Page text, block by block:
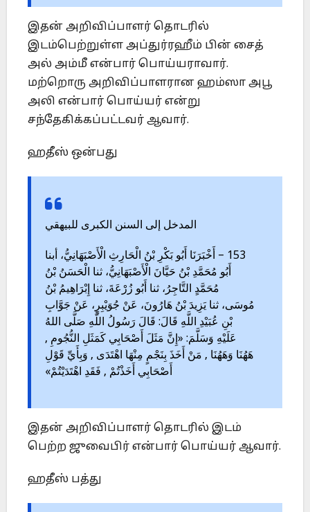
இதன் அறிவிப்பாளர் தொடரில்
இடம்பெற்றுள்ள அப்துர்ரஹீம் பின் சைத்
அல் அம்மீ என்பார் பொய்யராவார்.
மற்றொரு அறிவிப்பாளரான ஹம்ஸா அபூ
அலி என்பார் பொய்யர் என்று
சந்தேகிக்கப்பட்டவர் ஆவார்.
ஹதீஸ் ஒன்பது
المدخل إلى السنن الكبرى للبيهقي
153 – أَخْبَرَنَا أَبُو بَكْرِ بْنُ الْحَارِثِ الْأَصْبَهَانِيُّ، أبنا
أَبُو مُحَمَّدِ بْنُ حَيَّانَ الْأَصْبَهَانِيُّ، ثنا الْحَسَنُ بْنُ
مُحَمَّدٍ التَّاجِرُ، ثنا أَبُو زُرْعَةَ، ثنا إِبْرَاهِيمُ بْنُ
مُوسَى، ثنا يَزِيدَ بْنُ هَارُونَ، عَنْ جُوَيْبِرٍ، عَنْ جَوَّابِ
بْنِ عُبَيْدِ اللَّهِ قَالَ: قَالَ رَسُولُ اللَّهِ صَلَّى اللهُ
عَلَيْهِ وَسَلَّمَ: «إِنَّ مَثَلَ أَصْحَابِي كَمَثَلِ النُّجُومِ ,
هَهُنَا وَهَهُنَا , مَنْ أَخَذَ بِنَجْمٍ مِنْهَا اهْتَدَى , وَبِأَيِّ قَوْلِ
أَصْحَابِي أَخَذْتُمْ , فَقَدِ اهْتَدَيْتُمْ»
இதன் அறிவிப்பாளர் தொடரில் இடம்
பெற்ற ஜுவைபிர் என்பார் பொய்யர் ஆவார்.
ஹதீஸ் பத்து